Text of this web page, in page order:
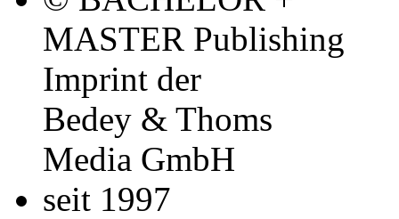
MASTER Publishing
Imprint der
Bedey & Thoms
Media GmbH
seit 1997